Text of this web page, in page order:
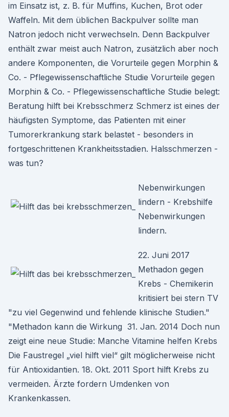
im Einsatz ist, z. B. für Muffins, Kuchen, Brot oder
Waffeln. Mit dem üblichen Backpulver sollte man
Natron jedoch nicht verwechseln. Denn Backpulver
enthält zwar meist auch Natron, zusätzlich aber noch
andere Komponenten, die Vorurteile gegen Morphin &
Co. - Pflegewissenschaftliche Studie Vorurteile gegen
Morphin & Co. - Pflegewissenschaftliche Studie belegt:
Beratung hilft bei Krebsschmerz Schmerz ist eines der
häufigsten Symptome, das Patienten mit einer
Tumorerkrankung stark belastet - besonders in
fortgeschrittenen Krankheitsstadien. Halsschmerzen -
was tun?
Nebenwirkungen
lindern - Krebshilfe
Nebenwirkungen
lindern.
22. Juni 2017
Methadon gegen
Krebs - Chemikerin
kritisiert bei stern TV
"zu viel Gegenwind und fehlende klinische Studien."
"Methadon kann die Wirkung 31. Jan. 2014 Doch nun
zeigt eine neue Studie: Manche Vitamine helfen Krebs
Die Faustregel „viel hilft viel“ gilt möglicherweise nicht
für Antioxidantien. 18. Okt. 2011 Sport hilft Krebs zu
vermeiden. Ärzte fordern Umdenken von
Krankenkassen.